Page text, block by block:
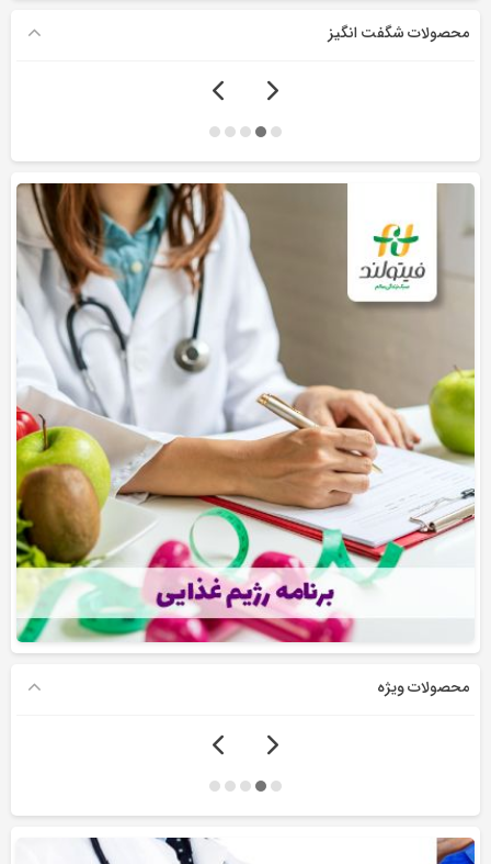
محصولات شگفت انگیز
محصولات ویژه